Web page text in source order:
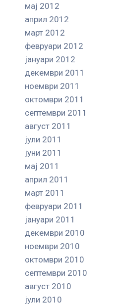
мај 2012
април 2012
март 2012
февруари 2012
јануари 2012
декември 2011
ноември 2011
октомври 2011
септември 2011
август 2011
јули 2011
јуни 2011
мај 2011
април 2011
март 2011
февруари 2011
јануари 2011
декември 2010
ноември 2010
октомври 2010
септември 2010
август 2010
јули 2010